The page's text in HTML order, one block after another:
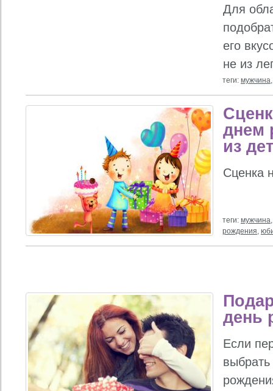
Для
его
не из
теги: мужчина
днем
из
Сценка
теги: мужчина
рождения,
день
Если